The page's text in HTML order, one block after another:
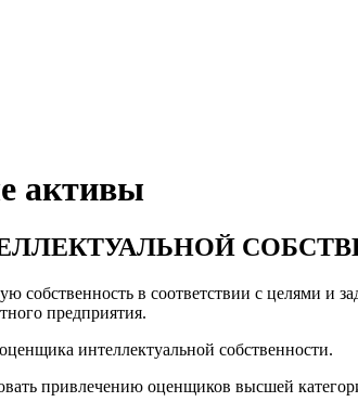
активы
собственность в соответствии с целями и
предприятия.
интеллектуальной собственности.
привлечению оценщиков высшей